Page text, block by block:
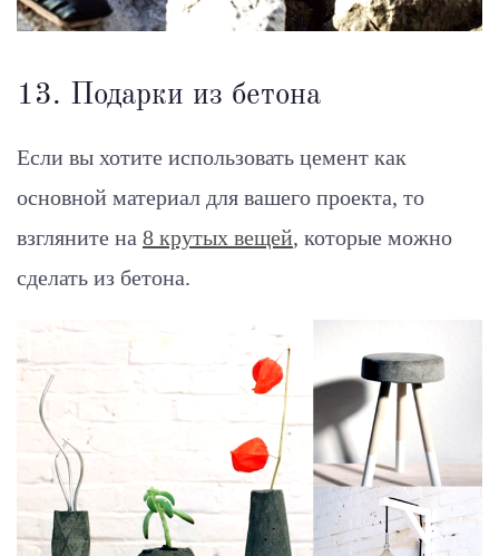
13. Подарки из бетона
Если вы хотите использовать цемент как
основной материал для вашего проекта, то
взгляните на 8 крутых вещей, которые можно
сделать из бетона.